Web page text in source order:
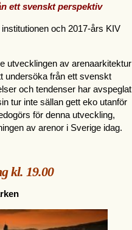
ett svenskt perspektiv
och 2017-års KIV
utvecklingen av arenaarkitektur
undersöka från ett svenskt
och tendenser har avspeglat
tur inte sällan gett eko utanför
för denna utveckling,
av arenor i Sverige idag.
kl. 19.00